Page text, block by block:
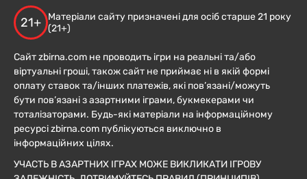
21+
Матеріали сайту призначені для осіб старше 21 року
(21+)
Сайт zbirna.com не проводить ігри на реальні та/або
віртуальні гроші, також сайт не приймає ні в якій формі
оплату ставок та/інших платежів, які пов’язані/можуть
бути пов’язані з азартними іграми, букмекерами чи
тоталізаторами. Будь-які матеріали на інформаційному
ресурсі zbirna.com публікуються виключно в
інформаційних цілях.
УЧАСТЬ В АЗАРТНИХ ІГРАХ МОЖЕ ВИКЛИКАТИ ІГРОВУ